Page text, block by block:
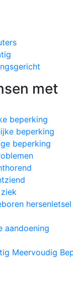
met
beperking
beperking
beperking
aandoening
Meervoudig